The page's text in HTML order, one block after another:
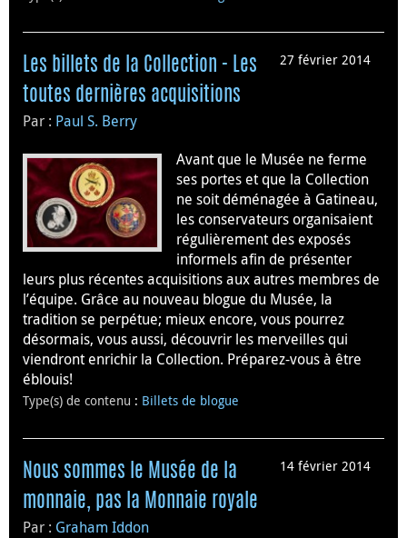
27 février 2014
Les billets de la Collection - Les
toutes dernières acquisitions
Par : Paul S. Berry
Avant que le Musée ne ferme
ses portes et que la Collection
ne soit déménagée à Gatineau,
les conservateurs organisaient
régulièrement des exposés
informels afin de présenter
leurs plus récentes acquisitions aux autres membres de
l’équipe. Grâce au nouveau blogue du Musée, la
tradition se perpétue; mieux encore, vous pourrez
désormais, vous aussi, découvrir les merveilles qui
viendront enrichir la Collection. Préparez-vous à être
éblouis!
Type(s) de contenu : Billets de blogue
14 février 2014
Nous sommes le Musée de la
monnaie, pas la Monnaie royale
Par : Graham Iddon